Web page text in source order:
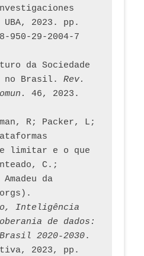
2023. pp.
950-29-2004-7
da Sociedade
no Brasil. Rev.
R; Packer, L;
limitar e o que
C.;
da
Inteligência
de dados:
2020-2030.
2023, pp.